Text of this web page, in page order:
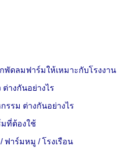
พัดลมฟาร์มให้เหมาะกับโรงงาน
างกันอย่างไร
รม ต่างกันอย่างไร
ที่ต้องใช้
าร์มหมู / โรงเรือน